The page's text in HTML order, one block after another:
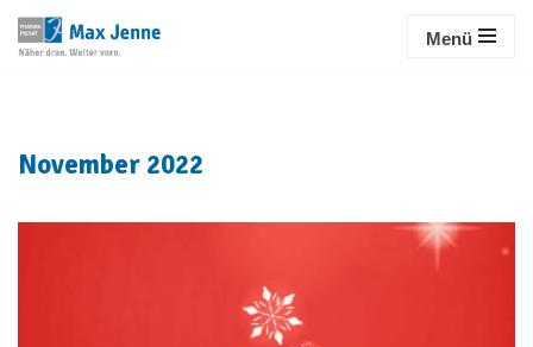
Menü
November 2022